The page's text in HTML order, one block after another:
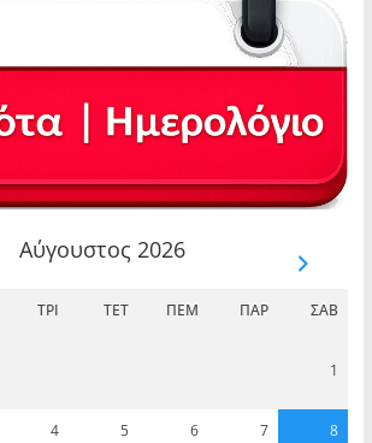
Αύγουστος 2026
ΤΡΊ ΤΕΤ ΠΈΜ ΠΑΡ ΣΆΒ
1
4 5 6 7 8